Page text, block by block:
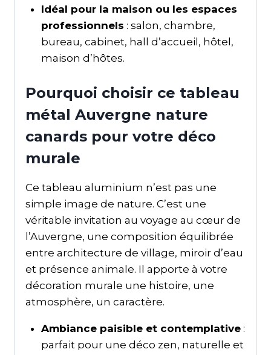
Idéal pour la maison ou les espaces
professionnels : salon, chambre,
bureau, cabinet, hall d’accueil, hôtel,
maison d’hôtes.
Pourquoi choisir ce tableau
métal Auvergne nature
canards pour votre déco
murale
Ce tableau aluminium n’est pas une
simple image de nature. C’est une
véritable invitation au voyage au cœur de
l’Auvergne, une composition équilibrée
entre architecture de village, miroir d’eau
et présence animale. Il apporte à votre
décoration murale une histoire, une
atmosphère, un caractère.
Ambiance paisible et contemplative:
parfait pour une déco zen, naturelle et